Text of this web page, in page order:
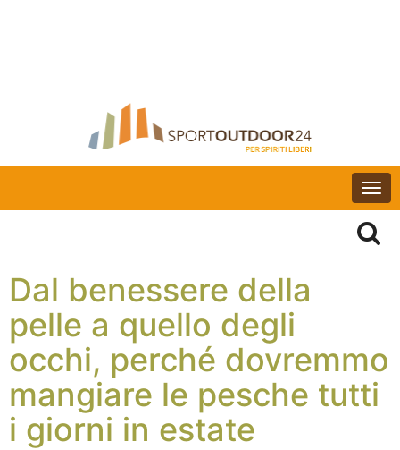
Dal benessere della
pelle a quello degli
occhi, perché dovremmo
mangiare le pesche tutti
i giorni in estate